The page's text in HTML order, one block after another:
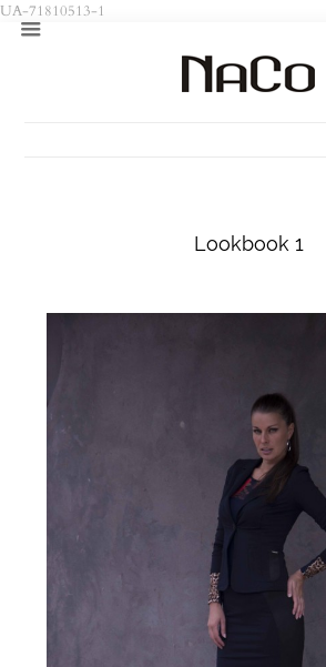
UA-71810513-1
Lookbook 1